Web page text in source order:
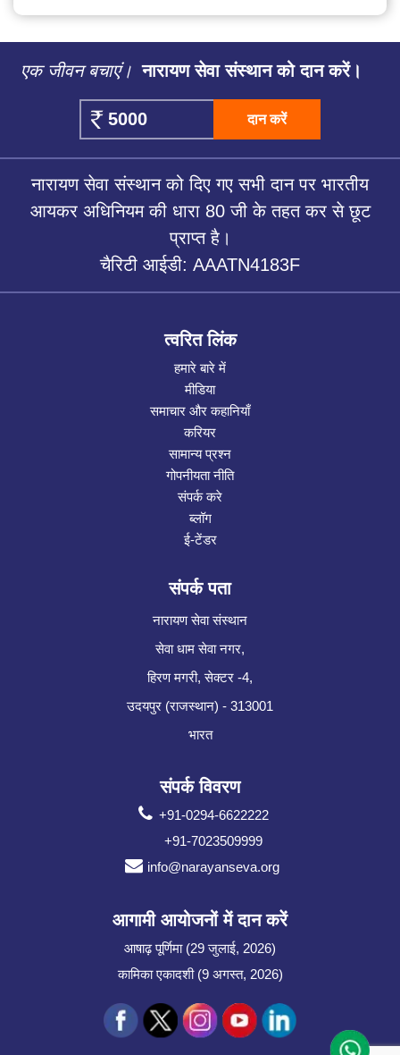
एक जीवन बचाएं। नारायण सेवा संस्थान को दान करें।
दान करें
नारायण सेवा संस्थान को दिए गए सभी दान पर भारतीय
आयकर अधिनियम की धारा 80 जी के तहत कर से छूट
प्राप्त है।
चैरिटी आईडी: AAATN4183F
त्वरित लिंक
हमारे बारे में
मीडिया
समाचार और कहानियाँ
करियर
सामान्य प्रश्न
गोपनीयता नीति
संपर्क करे
ब्लॉग
ई-टेंडर
संपर्क पता
नारायण सेवा संस्थान
सेवा धाम सेवा नगर,
हिरण मगरी, सेक्टर -4,
उदयपुर (राजस्थान) - 313001
भारत
संपर्क विवरण
+91-0294-6622222
+91-7023509999
info@narayanseva.org
आगामी आयोजनों में दान करें
आषाढ़ पूर्णिमा (29 जुलाई, 2026)
कामिका एकादशी (9 अगस्त, 2026)